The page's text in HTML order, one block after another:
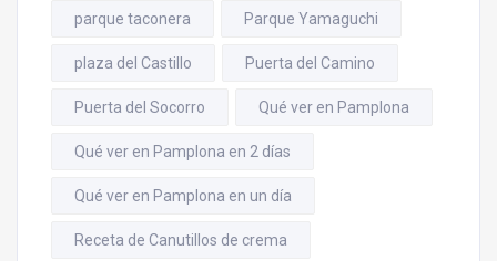
parque taconera Parque Yamaguchi
plaza del Castillo Puerta del Camino
Puerta del Socorro Qué ver en Pamplona
Qué ver en Pamplona en 2 días
Qué ver en Pamplona en un día
Receta de Canutillos de crema